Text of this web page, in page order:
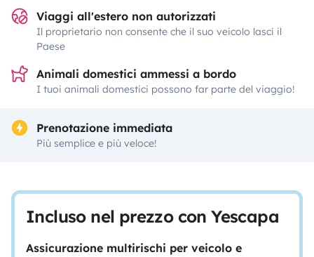
Viaggi all'estero non autorizzati
Il proprietario non consente che il suo veicolo lasci il
Paese
Animali domestici ammessi a bordo
I tuoi animali domestici possono far parte del viaggio!
Prenotazione immediata
Più semplice e più veloce!
Incluso nel prezzo con Yescapa
Assicurazione multirischi per veicolo e